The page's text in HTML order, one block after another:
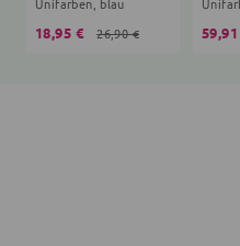
18,95 € 26,90 €